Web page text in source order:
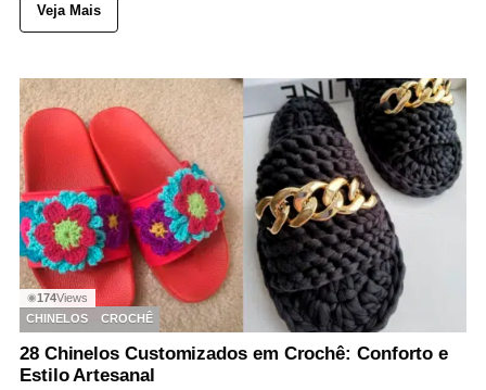
Veja Mais
◉174Views
CHINELOS
CROCHÊ
28 Chinelos Customizados em Crochê: Conforto e
Estilo Artesanal